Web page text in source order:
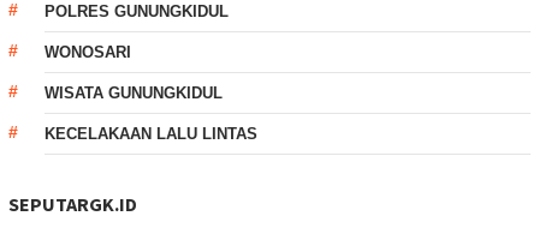
POLRES GUNUNGKIDUL
WONOSARI
WISATA GUNUNGKIDUL
KECELAKAAN LALU LINTAS
SEPUTARGK.ID